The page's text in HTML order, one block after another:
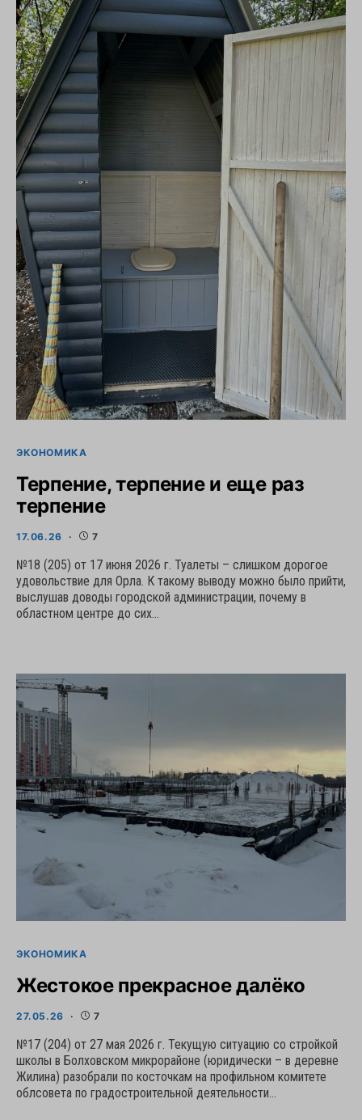
ЭКОНОМИКА
Терпение, терпение и еще раз
терпение
17.06.26 7
№18 (205) от 17 июня 2026 г. Туалеты – слишком дорогое
удовольствие для Орла. К такому выводу можно было прийти,
выслушав доводы городской администрации, почему в
областном центре до сих…
ЭКОНОМИКА
Жестокое прекрасное далёко
27.05.26 7
№17 (204) от 27 мая 2026 г. Текущую ситуацию со стройкой
школы в Болховском микрорайоне (юридически – в деревне
Жилина) разобрали по косточкам на профильном комитете
облсовета по градостроительной деятельности…